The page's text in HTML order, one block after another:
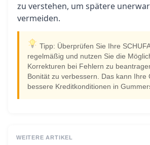
zu verstehen, um spätere
vermeiden.
Tipp: Überprüfen Sie Ihre
regelmäßig und nutzen Sie die
Korrekturen bei Fehlern zu
Bonität zu verbessern. Das kann Ihre
bessere Kreditkonditionen in
WEITERE ARTIKEL